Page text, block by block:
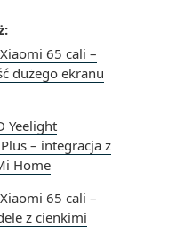
65 cali –
dużego ekranu
Yeelight
– integracja z
Home
65 cali –
z cienkimi